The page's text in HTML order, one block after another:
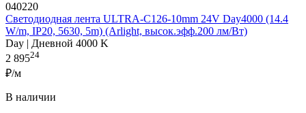
040220
Светодиодная лента ULTRA-C126-10mm 24V Day4000 (14.4
W/m, IP20, 5630, 5m) (Arlight, высок.эфф.200 лм/Вт)
Day | Дневной 4000 K
2 89524
₽/м
В наличии